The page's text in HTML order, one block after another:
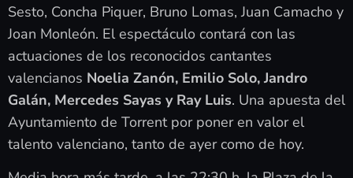
Sesto, Concha Piquer, Bruno Lomas, Juan Camacho y
Joan Monleón. El espectáculo contará con las
actuaciones de los reconocidos cantantes
valencianos Noelia Zanón, Emilio Solo, Jandro
Galán, Mercedes Sayas y Ray Luis. Una apuesta del
Ayuntamiento de Torrent por poner en valor el
talento valenciano, tanto de ayer como de hoy.